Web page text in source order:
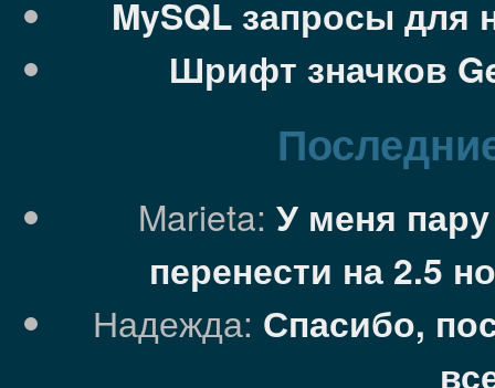
MySQL запросы
Шрифт значков
Marieta: У меня
перенести на 2.5
Надежда: Спасибо,